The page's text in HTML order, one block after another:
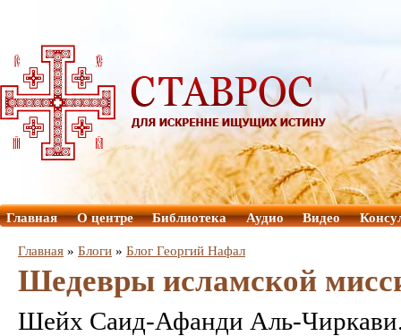
Главная О центре Библиотека Аудио Видео
Главная » Блоги » Блог Георгий Нафал
Шедевры исламской
Шейх Саид-Афанди Аль-